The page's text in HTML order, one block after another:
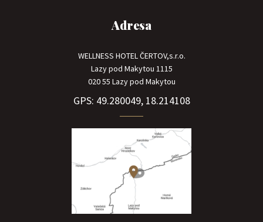
Adresa
WELLNESS HOTEL ČERTOV,s.r.o.
Lazy pod Makytou 1115
020 55 Lazy pod Makytou
GPS: 49.280049, 18.214108